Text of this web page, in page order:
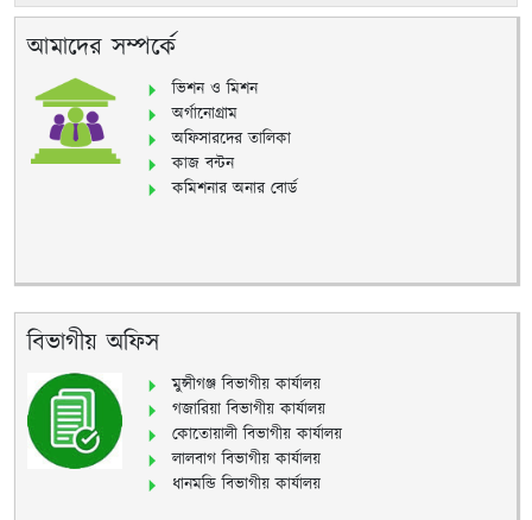
আমাদের সম্পর্কে
ভিশন ও মিশন
অর্গানোগ্রাম
অফিসারদের তালিকা
কাজ বন্টন
কমিশনার অনার বোর্ড
বিভাগীয় অফিস
মুন্সীগঞ্জ বিভাগীয় কার্যালয়
গজারিয়া বিভাগীয় কার্যালয়
কোতোয়ালী বিভাগীয় কার্যালয়
লালবাগ বিভাগীয় কার্যালয়
ধানমন্ডি বিভাগীয় কার্যালয়